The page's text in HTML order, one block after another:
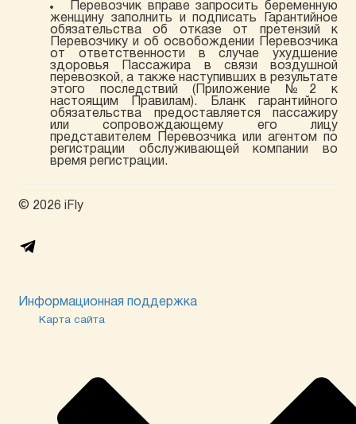
Перевозчик вправе запросить беременную
женщину заполнить и подписать Гарантийное
обязательства об отказе от претензий к
Перевозчику и об освобождении Перевозчика
от ответственности в случае ухудшение
здоровья Пассажира в связи воздушной
перевозкой, а также наступивших в результате
этого последствий (Приложение №2 к
настоящим Правилам). Бланк гарантийного
обязательства предоставляется пассажиру
или сопровождающему его лицу
представителем Перевозчика или агентом по
регистрации обслуживающей компании во
время регистрации.
© 2026 iFly
Информационная поддержка
Карта сайта